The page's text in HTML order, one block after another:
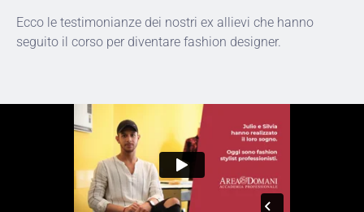
Ecco le testimonianze dei nostri ex allievi che hanno
seguito il corso per diventare fashion designer.